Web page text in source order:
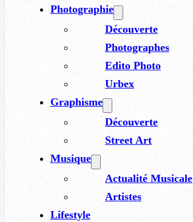
Photographie
Découverte
Photographes
Edito Photo
Urbex
Graphisme
Découverte
Street Art
Musique
Actualité Musicale
Artistes
Lifestyle